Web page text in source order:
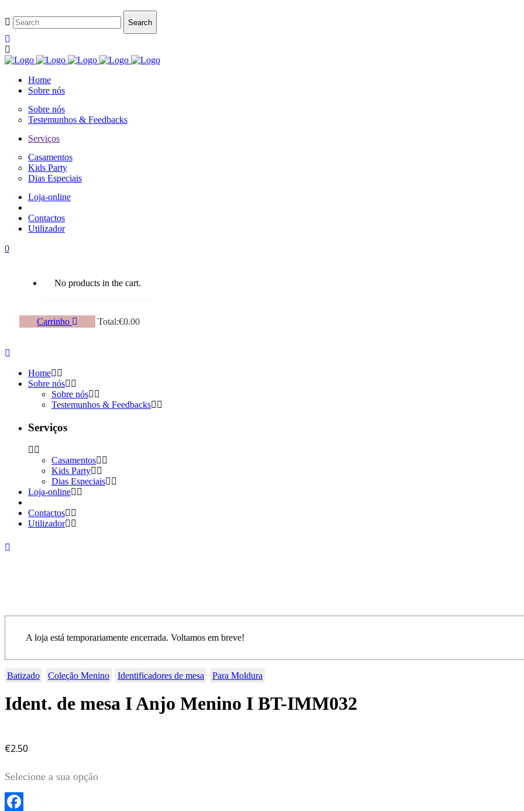
Home
Sobre nós
Sobre nós
Testemunhos & Feedbacks
Serviços
Casamentos
Kids Party
Dias Especiais
Loja-online
Contactos
Utilizador
0
No products in the cart.
Carrinho Total:€0.00
Home
Sobre nós
Sobre nós
Testemunhos & Feedbacks
Serviços
Casamentos
Kids Party
Dias Especiais
Loja-online
Contactos
Utilizador
A loja está temporariamente encerrada. Voltamos em breve!
Batizado Coleção Menino Identificadores de mesa Para Moldura
Ident. de mesa I Anjo Menino I BT-IMM032
€2.50
Selecione a sua opção